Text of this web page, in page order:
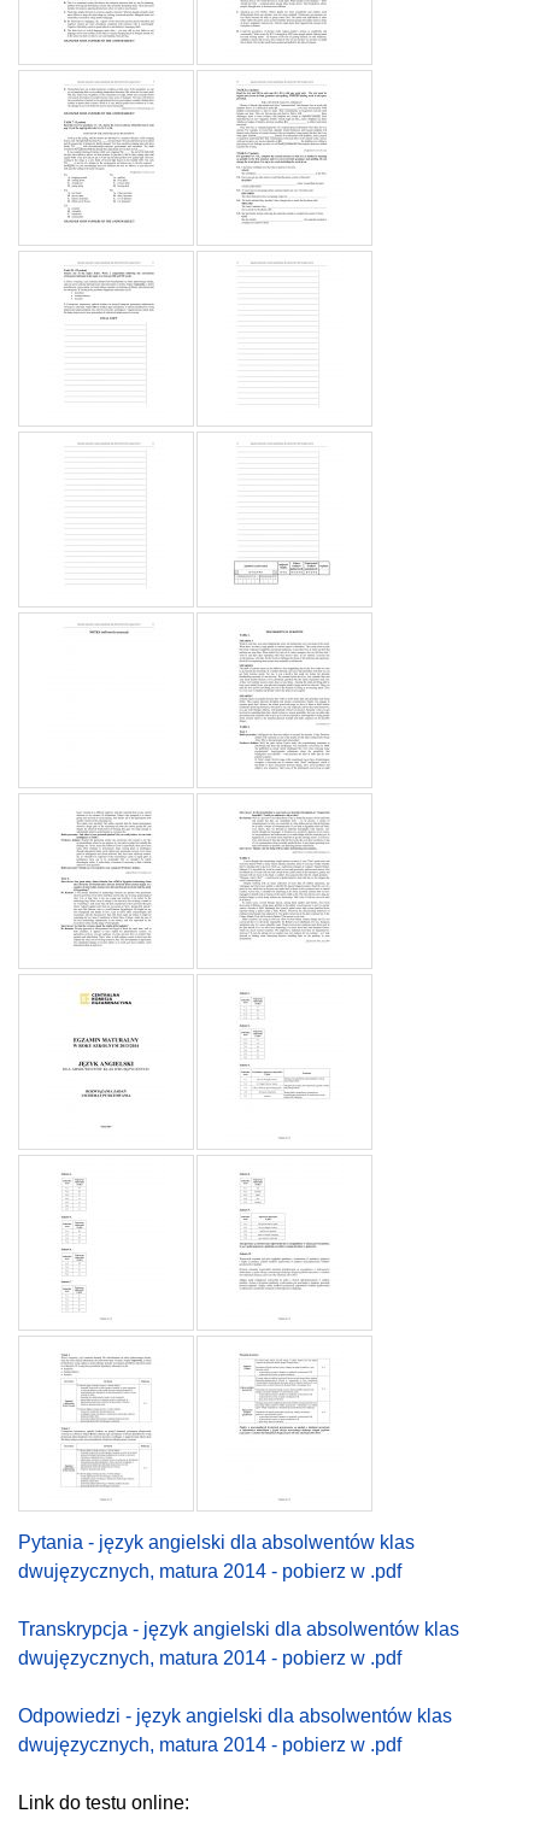
Pytania - język angielski dla absolwentów klas
dwujęzycznych, matura 2014 - pobierz w .pdf
Transkrypcja - język angielski dla absolwentów klas
dwujęzycznych, matura 2014 - pobierz w .pdf
Odpowiedzi - język angielski dla absolwentów klas
dwujęzycznych, matura 2014 - pobierz w .pdf
Link do testu online: